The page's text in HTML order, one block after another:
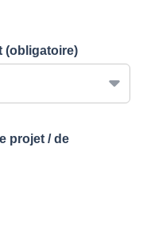
(obligatoire)
projet / de